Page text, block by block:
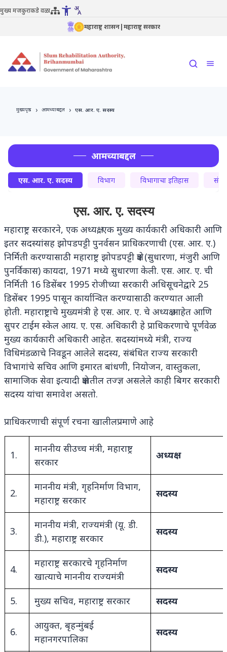
मुख्य मजकुराकडे वळा
महाराष्ट्र शासन|महाराष्ट्र सरकार
मुख्यपृष्ठ › आमच्याबद्दल › एस. आर. ए. सदस्य
आमच्याबद्दल
एस. आर. ए. सदस्य विभाग विभागाचा इतिहास
एस. आर. ए. सदस्य
महाराष्ट्र सरकारने, एक अध्यक्ष, एक मुख्य कार्यकारी अधिकारी आणि
इतर सदस्यांसह झोपडपट्टी पुनर्वसन प्राधिकरणाची (एस. आर. ए.)
निर्मिती करण्यासाठी महाराष्ट्र झोपडपट्टी क्षेत्र (सुधारणा, मंजुरी आणि
पुनर्विकास) कायदा, 1971 मध्ये सुधारणा केली. एस. आर. ए. ची
निर्मिती 16 डिसेंबर 1995 रोजीच्या सरकारी अधिसूचनेद्वारे 25
डिसेंबर 1995 पासून कार्यान्वित करण्यासाठी करण्यात आली
होती. महाराष्ट्राचे मुख्यमंत्री हे एस. आर. ए. चे अध्यक्ष आहेत आणि
सुपर टाईम स्केल आय. ए. एस. अधिकारी हे प्राधिकरणाचे पूर्णवेळ
मुख्य कार्यकारी अधिकारी आहेत. सदस्यांमध्ये मंत्री, राज्य
विधिमंडळाचे निवडून आलेले सदस्य, संबंधित राज्य सरकारी
विभागांचे सचिव आणि इमारत बांधणी, नियोजन, वास्तुकला,
सामाजिक सेवा इत्यादी क्षेत्रातील तज्ज्ञ असलेले काही बिगर सरकारी
सदस्य यांचा समावेश असतो.
प्राधिकरणाची संपूर्ण रचना खालीलप्रमाणे आहे
1.
माननीय सीउच्च मंत्री, महाराष्ट्र
सरकार
अध्यक्ष
2.
माननीय मंत्री, गृहनिर्माण विभाग,
महाराष्ट्र सरकार
सदस्य
3.
माननीय मंत्री, राज्यमंत्री (यू. डी.
डी.), महाराष्ट्र सरकार
सदस्य
4.
महाराष्ट्र सरकारचे गृहनिर्माण
खात्याचे माननीय राज्यमंत्री
सदस्य
5. मुख्य सचिव, महाराष्ट्र सरकार सदस्य
6.
आयुक्त, बृहन्मुंबई
महानगरपालिका
सदस्य